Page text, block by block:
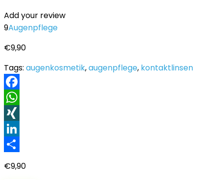
Add your review
9Augenpflege
€9,90
Tags: augenkosmetik,augenpflege, kontaktlinsen
Facebook
WhatsApp
XING
LinkedIn
€9,90